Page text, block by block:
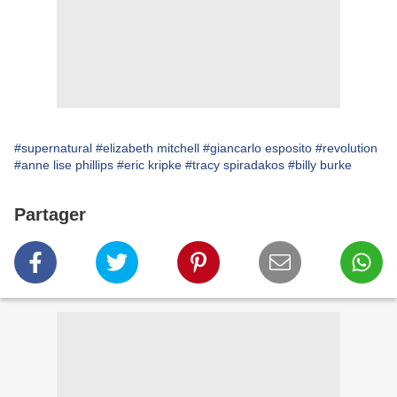
#supernatural #elizabeth mitchell #giancarlo esposito #revolution
#anne lise phillips #eric kripke #tracy spiradakos #billy burke
Partager